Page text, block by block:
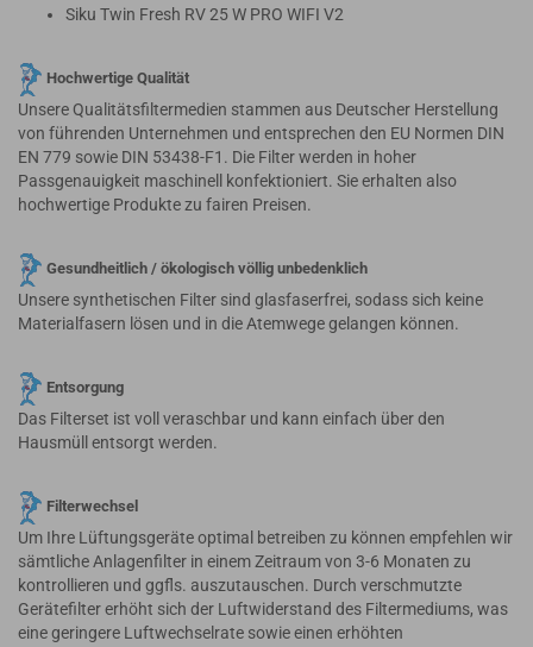
Siku Twin Fresh RV 25 W PRO WIFI V2
Hochwertige Qualität
Unsere Qualitätsfiltermedien stammen aus Deutscher Herstellung
von führenden Unternehmen und entsprechen den EU Normen DIN
EN 779 sowie DIN 53438-F1. Die Filter werden in hoher
Passgenauigkeit maschinell konfektioniert. Sie erhalten also
hochwertige Produkte zu fairen Preisen.
Gesundheitlich / ökologisch völlig unbedenklich
Unsere synthetischen Filter sind glasfaserfrei, sodass sich keine
Materialfasern lösen und in die Atemwege gelangen können.
Entsorgung
Das Filterset ist voll veraschbar und kann einfach über den
Hausmüll entsorgt werden.
Filterwechsel
Um Ihre Lüftungsgeräte optimal betreiben zu können empfehlen wir
sämtliche Anlagenfilter in einem Zeitraum von 3-6 Monaten zu
kontrollieren und ggfls. auszutauschen. Durch verschmutzte
Gerätefilter erhöht sich der Luftwiderstand des Filtermediums, was
eine geringere Luftwechselrate sowie einen erhöhten